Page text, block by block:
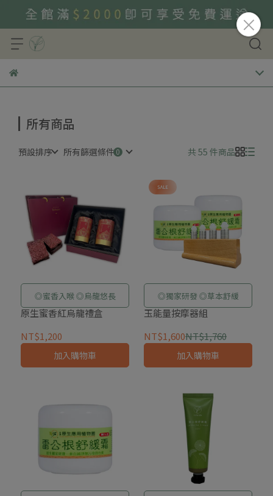
所有商品
預設排序 所有篩選條件 共 55 件商品
◎蜜香入喉 ◎烏龍悠長
原生蜜香紅烏龍禮盒
NT$1,200
加入購物車
◎獨家研發 ◎草本舒緩
玉能量按摩器組
NT$1,600NT$1,760
加入購物車